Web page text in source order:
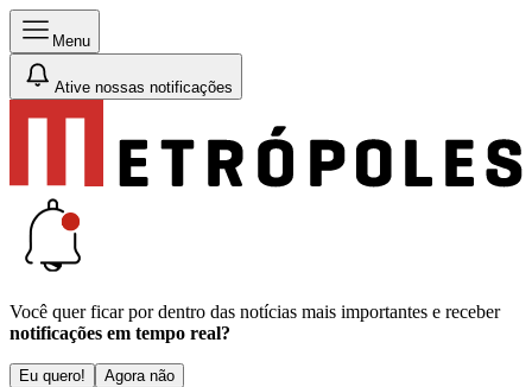
Menu
Ative nossas notificações
Você quer ficar por dentro das notícias mais importantes e receber
notificações em tempo real?
Eu quero! Agora não